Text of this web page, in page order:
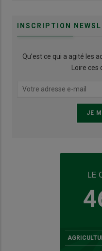
INSCRIPTION
Qu’est ce qui a agité les
Loire
LE